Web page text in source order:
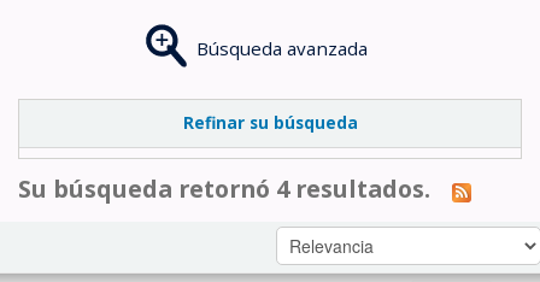
Búsqueda avanzada
Refinar su búsqueda
Su búsqueda retornó 4 resultados.